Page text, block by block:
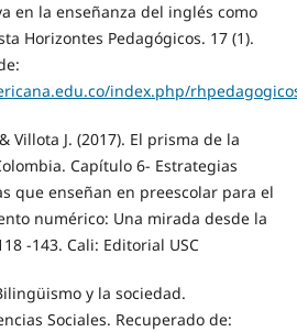
en la enseñanza del inglés como
Horizontes Pedagógicos. 17 (1).
index.php/
Villota J. (2017). El prisma de la
Capítulo 6- Estrategias
que enseñan en preescolar para el
numérico: Una mirada desde la
-143. Cali: Editorial USC
y la sociedad.
Sociales. Recuperado de: